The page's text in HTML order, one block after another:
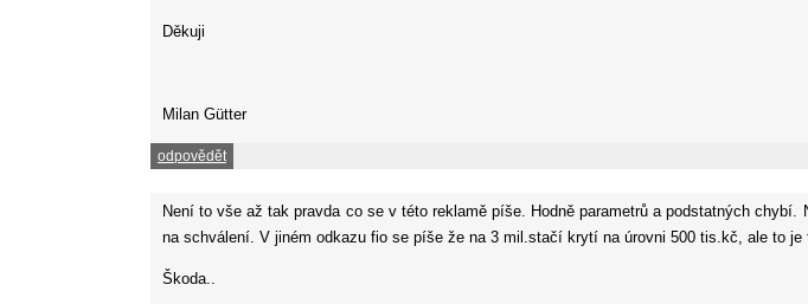
Děkuji
Milan Gütter
odpovědět
Není to vše až tak pravda co se v této reklamě píše. Hodně parametrů a podstatných
na schválení. V jiném odkazu fio se píše že na 3 mil.stačí krytí na úrovni 500 tis.kč, ale to je
Škoda..